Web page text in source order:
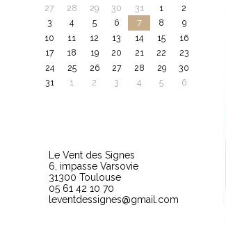
27
28 29 30 31 1
2
3
4 5 6 7 8
9
10
11 12 13 14 15
16
17
18 19 20 21 22
23
24
25 26 27 28 29
30
31
1 2 3 4 5 6
Le Vent des Signes
6, impasse Varsovie
31300 Toulouse
05 61 42 10 70
leventdessignes@gmail.com